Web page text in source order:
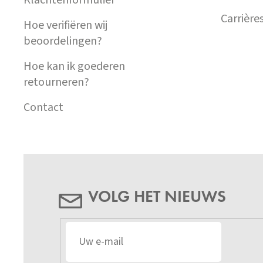
Hoe verifiëren wij
beoordelingen?
Hoe kan ik goederen
retourneren?
Contact
VOLG HET NIEUWS